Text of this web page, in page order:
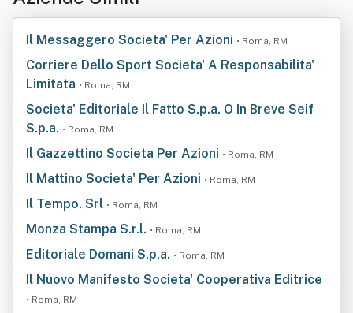
Il Messaggero Societa' Per Azioni • Roma, RM
Corriere Dello Sport Societa' A Responsabilita'
Limitata • Roma, RM
Societa' Editoriale Il Fatto S.p.a. O In Breve Seif
S.p.a. • Roma, RM
Il Gazzettino Societa Per Azioni • Roma, RM
Il Mattino Societa' Per Azioni • Roma, RM
Il Tempo. Srl • Roma, RM
Monza Stampa S.r.l. • Roma, RM
Editoriale Domani S.p.a. • Roma, RM
Il Nuovo Manifesto Societa' Cooperativa Editrice
• Roma, RM